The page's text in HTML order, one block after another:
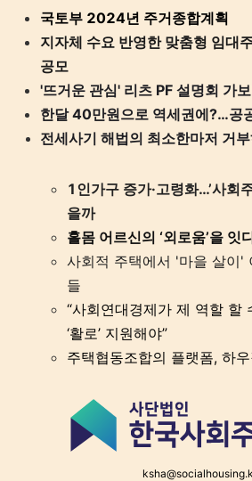
국토부 2024년 주거종합계획
지자체 수요 반영한 맞춤형 임대
공모
'뜨거운 관심' 리츠 PF 설명회 가
한달 40만원으로 역세권에?…공
전세사기 해법의 최소한마저 거
1인가구 증가·고령화…’사회
을까
홀몸 어르신의 ‘외로움’을 잇
사회적 주택에서 '마을 살이'
들
“사회연대경제가 제 역할 할
‘활로’ 지원해야”
주택협동조합의 플랫폼, 하